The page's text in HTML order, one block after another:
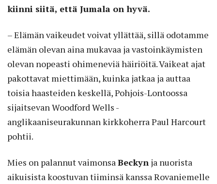
kiinni siitä, että Jumala on hyvä.
– Elämän vaikeudet voivat yllättää, sillä odotamme
elämän olevan aina mukavaa ja vastoinkäymisten
olevan nopeasti ohimeneviä häiriöitä. Vaikeat­ ajat
pakottavat miettimään, kuinka jatkaa ja auttaa
toisia haasteiden keskellä, Pohjois-Lontoossa
sijaitsevan Woodford Wells -
anglikaaniseurakunnan kirkkoherra Paul Harcourt
pohtii.
Mies on palannut vaimonsa Beckyn ja nuorista
aikuisista koostuvan tiiminsä kanssa Rovaniemelle